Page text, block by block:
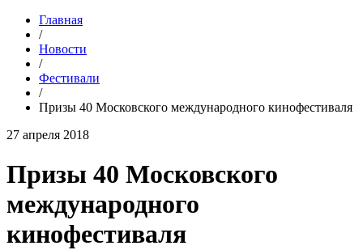
Главная
/
Новости
/
Фестивали
/
Призы 40 Московского международного кинофестиваля
27 апреля 2018
Призы 40 Московского
международного
кинофестиваля